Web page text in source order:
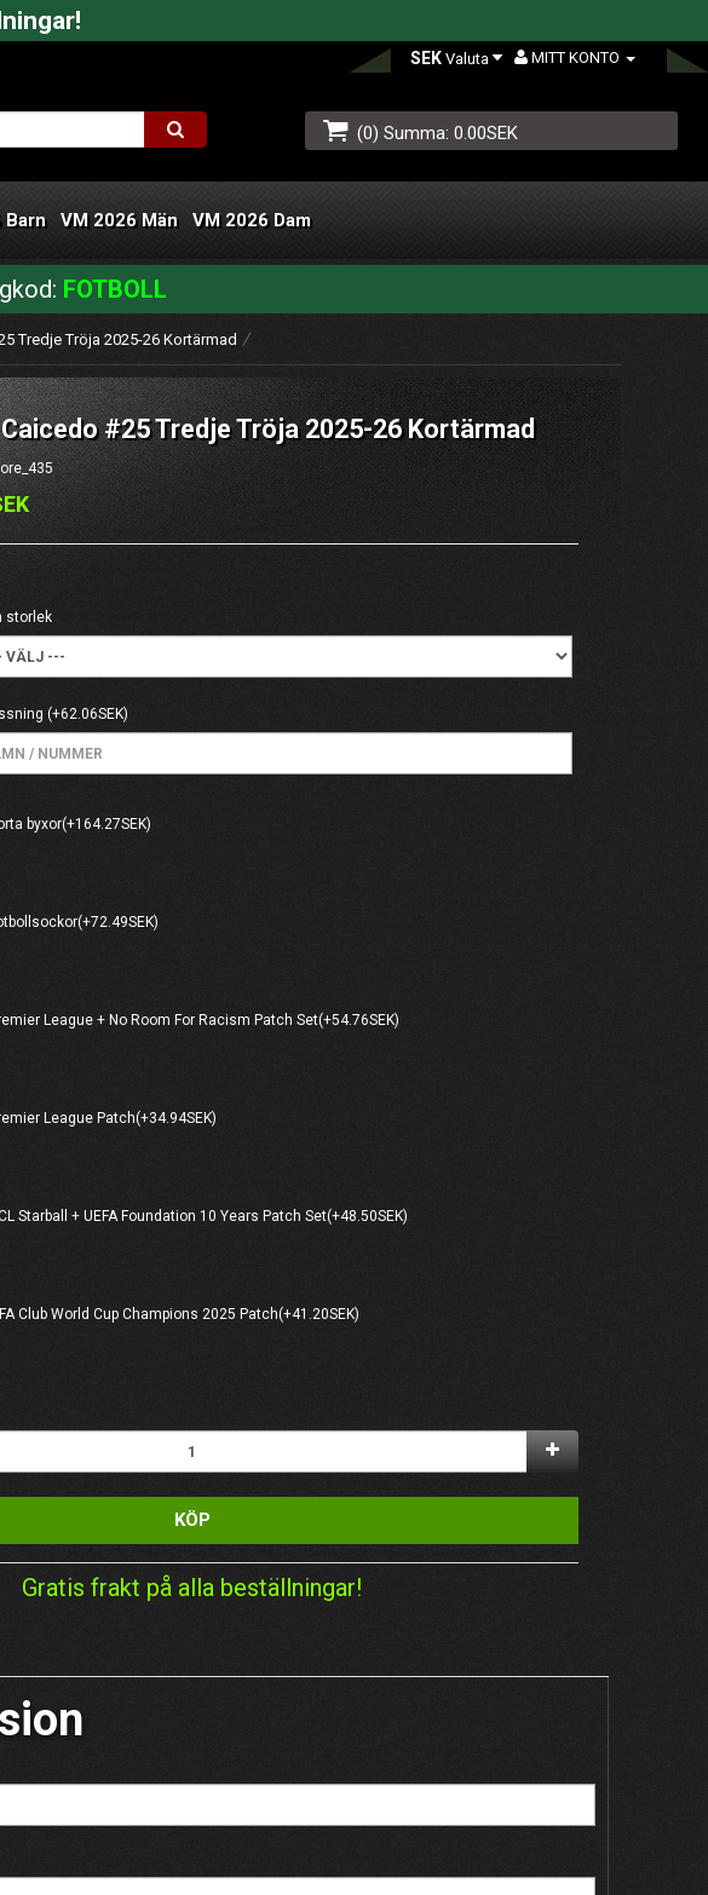
MITT KONTO
SEK Valuta
(0) Summa: 0.00SEK
Barn VM 2026 Män VM 2026 Dam
FOTBOLL
Tredje Tröja 2025-26 Kortärmad
#25 Tredje Tröja 2025-26 Kortärmad
storlek
(+62.06SEK)
byxor(+164.27SEK)
League + No Room For Racism Patch Set(+54.76SEK)
League Patch(+34.94SEK)
Starball + UEFA Foundation 10 Years Patch Set(+48.50SEK)
Club World Cup Champions 2025 Patch(+41.20SEK)
KÖP
Gratis frakt på alla beställningar!